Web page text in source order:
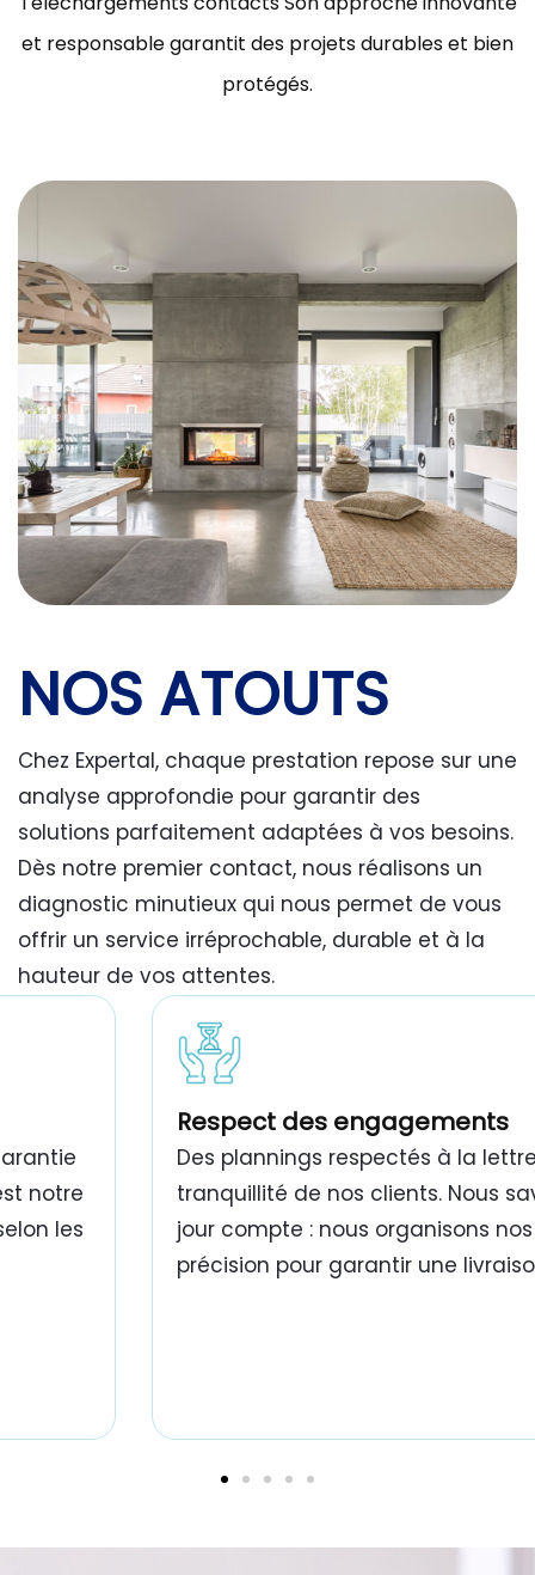
et responsable garantit des projets durables et bien
protégés.
NOS ATOUTS
Chez Expertal, chaque prestation repose sur une
analyse approfondie pour garantir des
solutions parfaitement adaptées à vos besoins.
Dès notre premier contact, nous réalisons un
diagnostic minutieux qui nous permet de vous
offrir un service irréprochable, durable et à la
hauteur de vos attentes.
travaux de peinture bâtiment Tunisie
notre
les
Respect des engagements
Des plannings respectés à la
tranquillité de nos clients. Nous
jour compte : nous organisons
précision pour garantir une